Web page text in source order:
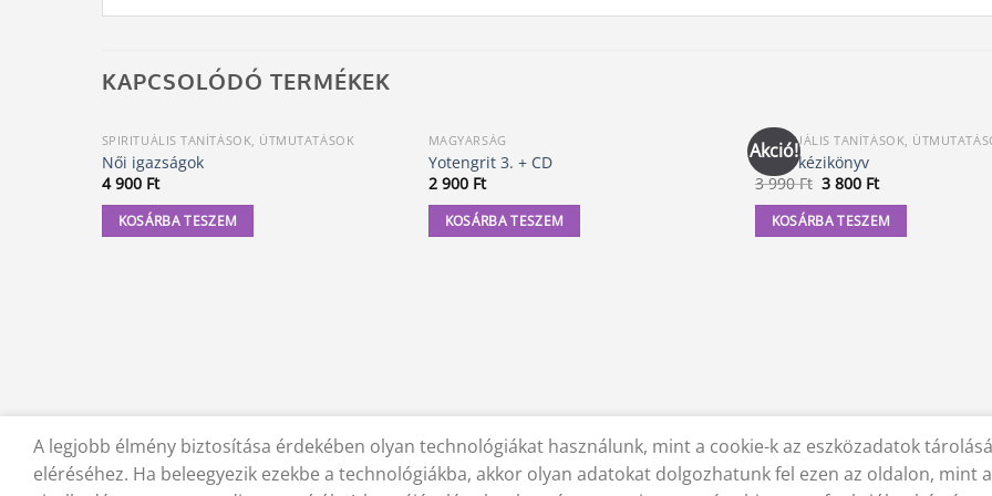
KAPCSOLÓDÓ TERMÉKEK
SPIRITUÁLIS TANÍTÁSOK, ÚTMUTATÁSOK
Női igazságok
4 900 Ft
KOSÁRBA TESZEM
MAGYARSÁG
Yotengrit 3. + CD
2 900 Ft
KOSÁRBA TESZEM
Akció!
SPIRITUÁLIS TANÍTÁSOK,
Tarot kézikönyv
3 990Ft Original
was:
3
990 Ft.
3 800 FtCurrent
is:
3
800 Ft.
KOSÁRBA TESZEM
KAPCSOLAT ADATVÉDELMI NYILATKOZAT ÁSZF JOGI NYILATKOZAT SZÁLLÍTÁSI FELTÉTELEK ELÁLLÁS A SZERZŐDÉSTŐL
A legjobb élmény biztosítása érdekében olyan technológiákat használunk, mint a cookie-k az eszközadatok
eléréséhez. Ha beleegyezik ezekbe a technológiákba, akkor olyan adatokat dolgozhatunk fel ezen az oldalon, mint